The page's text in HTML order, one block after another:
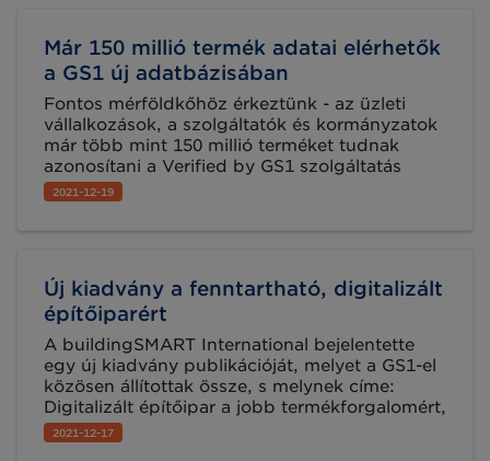
Már 150 millió termék adatai elérhetők
a GS1 új adatbázisában
Fontos mérföldkőhöz érkeztünk - az üzleti
vállalkozások, a szolgáltatók és kormányzatok
már több mint 150 millió terméket tudnak
azonosítani a Verified by GS1 szolgáltatás
segítségével, köszönhetően a gyártók és
márkatulajdonosok által a GS1 Registry
2021-12-19
Új kiadvány a fenntartható, digitalizált
építőiparért
A buildingSMART International bejelentette
egy új kiadvány publikációját, melyet a GS1-el
közösen állítottak össze, s melynek címe:
Digitalizált építőipar a jobb termékforgalomért,
azonosításért és átláthatóságért. Az angol
nyelvű kiadvány ingyenesen letölthető
2021-12-17